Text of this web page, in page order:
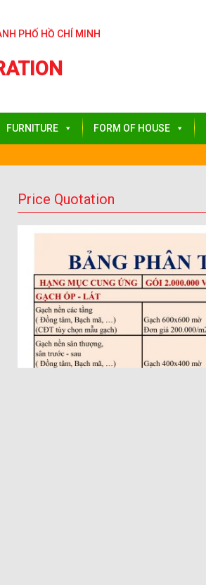
PHỐ HỒ CHÍ MINH
FURNITURE FORM OF HOUSE
Price Quotation